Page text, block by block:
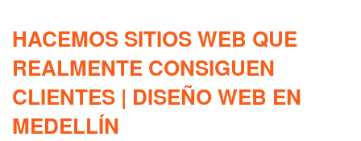
HACEMOS SITIOS WEB QUE
REALMENTE CONSIGUEN
CLIENTES | DISEÑO WEB EN
MEDELLÍN